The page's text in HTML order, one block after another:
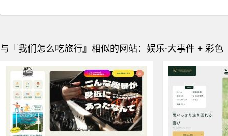
与『我们怎么吃旅行』相似的网站：娱乐·大事件 + 彩色